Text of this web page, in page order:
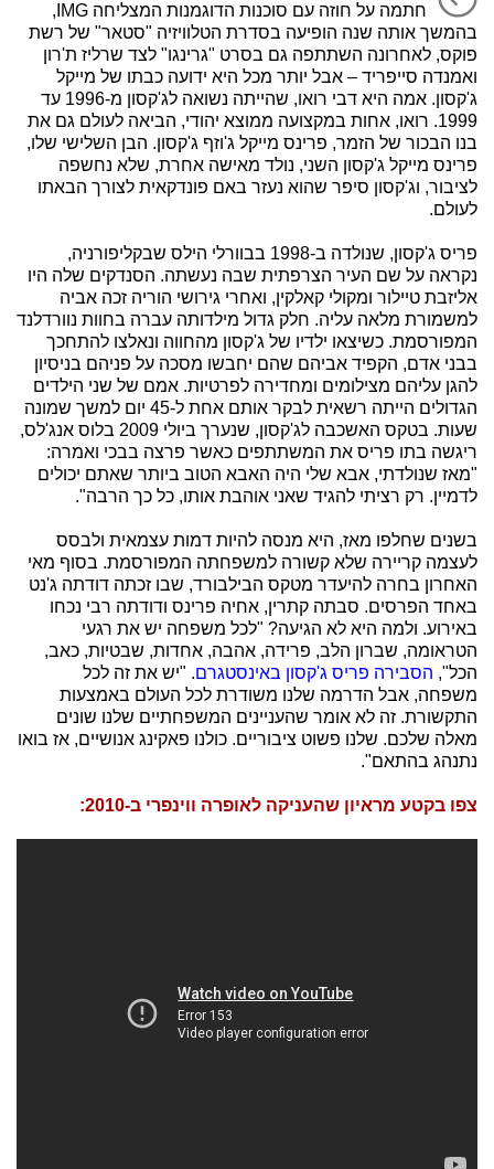
חתמה על חוזה עם סוכנות הדוגמנות המצליחה IMG,
בהמשך אותה שנה הופיעה בסדרת הטלוויזיה "סטאר" של רשת
פוקס, לאחרונה השתתפה גם בסרט "גרינגו" לצד שרליז ת'רון
ואמנדה סייפריד – אבל יותר מכל היא ידועה כבתו של מייקל
ג'קסון. אמה היא דבי רואו, שהייתה נשואה לג'קסון מ-1996 עד
1999. רואו, אחות במקצועה ממוצא יהודי, הביאה לעולם גם את
בנו הבכור של הזמר, פרינס מייקל ג'וזף ג'קסון. הבן השלישי שלו,
פרינס מייקל ג'קסון השני, נולד מאישה אחרת, שלא נחשפה
לציבור, וג'קסון סיפר שהוא נעזר באם פונדקאית לצורך הבאתו
לעולם.
פריס ג'קסון, שנולדה ב-1998 בבוורלי הילס שבקליפורניה,
נקראה על שם העיר הצרפתית שבה נעשתה. הסנדקים שלה היו
אליזבת טיילור ומקולי קאלקין, ואחרי גירושי הוריה זכה אביה
למשמורת מלאה עליה. חלק גדול מילדותה עברה בחוות נוורדלנד
המפורסמת. כשיצאו ילדיו של ג'קסון מהחווה ונאלצו להתחכך
בבני אדם, הקפיד אביהם שהם יחבשו מסכה על פניהם בניסיון
להגן עליהם מצילומים ומחדירה לפרטיות. אמם של שני הילדים
הגדולים הייתה רשאית לבקר אותם אחת ל-45 יום למשך שמונה
שעות. בטקס האשכבה לג'קסון, שנערך ביולי 2009 בלוס אנג'לס,
ריגשה בתו פריס את המשתתפים כאשר פרצה בבכי ואמרה:
"מאז שנולדתי, אבא שלי היה האבא הטוב ביותר שאתם יכולים
לדמיין. רק רציתי להגיד שאני אוהבת אותו, כל כך הרבה".
בשנים שחלפו מאז, היא מנסה להיות דמות עצמאית ולבסס
לעצמה קריירה שלא קשורה למשפחתה המפורסמת. בסוף מאי
האחרון בחרה להיעדר מטקס הבילבורד, שבו זכתה דודתה ג'נט
באחד הפרסים. סבתה קתרין, אחיה פרינס ודודתה רבי נכחו
באירוע. ולמה היא לא הגיעה? "לכל משפחה יש את רגעי
הטראומה, שברון הלב, פרידה, אהבה, אחדות, שבטיות, כאב,
הכל", הסבירה פריס ג'קסון באינסטגרם. "יש את זה לכל
משפחה, אבל הדרמה שלנו משודרת לכל העולם באמצעות
התקשורת. זה לא אומר שהעניינים המשפחתיים שלנו שונים
מאלה שלכם. שלנו פשוט ציבוריים. כולנו פאקינג אנושיים, אז בואו
נתנהג בהתאם".
צפו בקטע מראיון שהעניקה לאופרה ווינפרי ב-2010: